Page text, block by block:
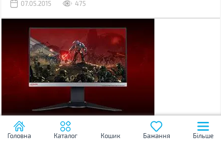
07.05.2015 475
Новини Монітор
Головна Каталог Кошик Бажання Більше